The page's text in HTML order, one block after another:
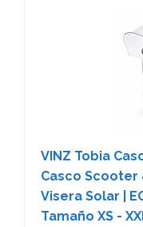
VINZ Tobia
Casco Scooter
Visera Solar |
Tamaño XS -